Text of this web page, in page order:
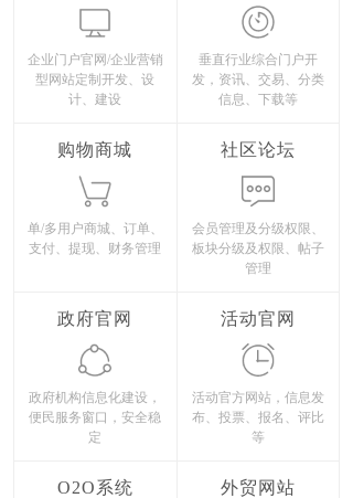
企业门户官网/企业营销
型网站定制开发、设
计、建设
垂直行业综合门户开
发，资讯、交易、分类
信息、下载等
购物商城
单/多用户商城、订单、
支付、提现、财务管理
社区论坛
会员管理及分级权限、
板块分级及权限、帖子
管理
政府官网
政府机构信息化建设，
便民服务窗口，安全稳
定
活动官网
活动官方网站，信息发
布、投票、报名、评比
等
O2O系统 外贸网站